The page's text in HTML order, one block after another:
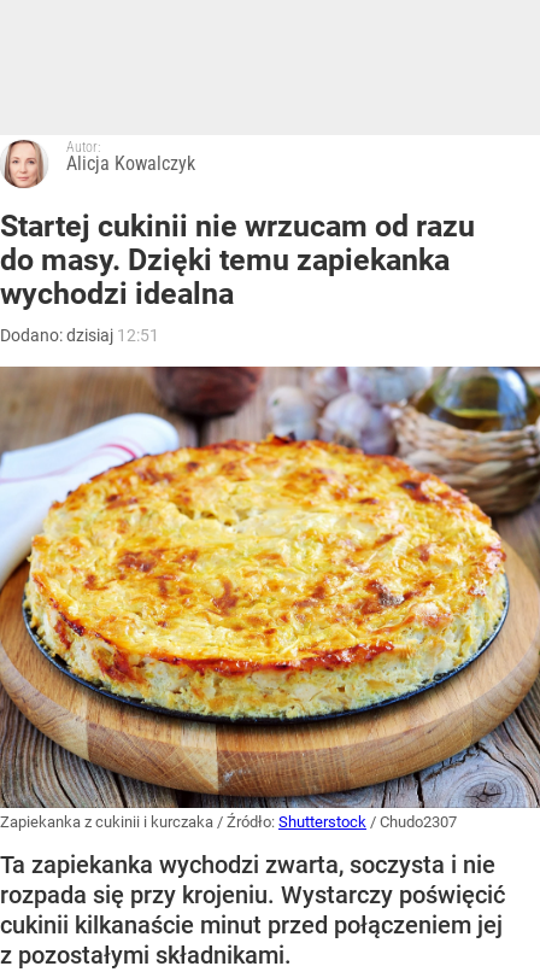
Autor:
Alicja Kowalczyk
Startej cukinii nie wrzucam od razu
do masy. Dzięki temu zapiekanka
wychodzi idealna
Dodano:dzisiaj 12:51
Zapiekanka z cukinii i kurczaka / Źródło: Shutterstock / Chudo2307
Ta zapiekanka wychodzi zwarta, soczysta i nie
rozpada się przy krojeniu. Wystarczy poświęcić
cukinii kilkanaście minut przed połączeniem jej
z pozostałymi składnikami.